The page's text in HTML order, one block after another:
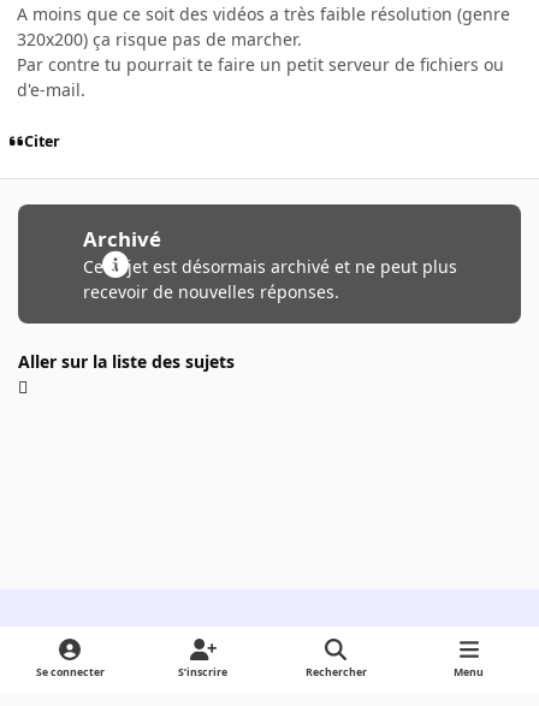
A moins que ce soit des vidéos a très faible résolution (genre
320x200) ça risque pas de marcher.
Par contre tu pourrait te faire un petit serveur de fichiers ou
d'e-mail.
Citer
Archivé
Ce sujet est désormais archivé et ne peut plus
recevoir de nouvelles réponses.
Aller sur la liste des sujets
Light ModeDark ModeSystem Preference
Se connecter S’inscrire Rechercher Menu